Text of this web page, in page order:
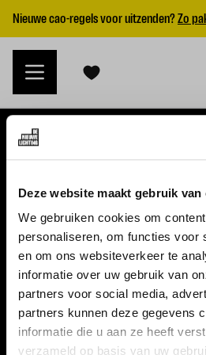
Deze website maakt gebruik van
We gebruiken cookies om
personaliseren, om functies voor
en om ons websiteverkeer te
informatie over uw gebruik van
partners voor social media,
partners kunnen deze gegevens
informatie die u aan ze heeft
verzameld op basis van uw
Nieuwe cao-regels voor uitzenden?Zo
WERKGEVERS
Nieuwe cao uitzenden 2026
Vraag een offerte aan
VACATURES
Alle vacatures
Topvacatures